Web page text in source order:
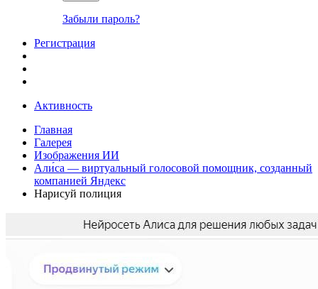
Забыли пароль?
Регистрация
Активность
Главная
Галерея
Изображения ИИ
Али́са — виртуальный голосовой помощник, созданный
компанией Яндекс
Нарисуй полиция